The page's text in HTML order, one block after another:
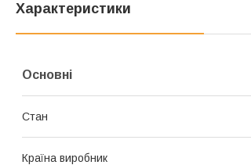
Характеристики
Основні
Стан
Країна виробник